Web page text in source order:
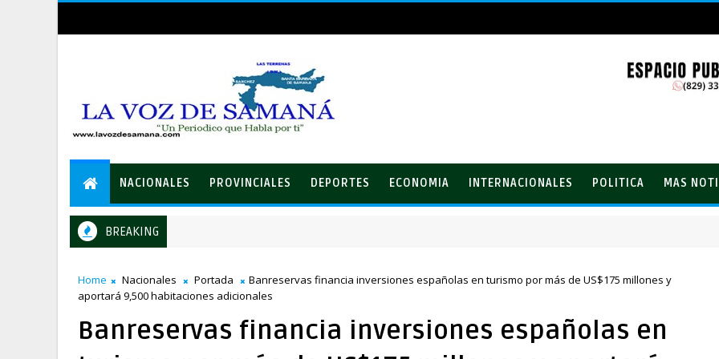
NACIONALES PROVINCIALES DEPORTES ECONOMIA INTERNACIONALES POLITICA MAS
BREAKING
Home Nacionales Portada
Banreservas financia inversiones españolas en turismo por más de US$175 millones y
aportará 9,500 habitaciones adicionales
Banreservas financia inversiones españolas en